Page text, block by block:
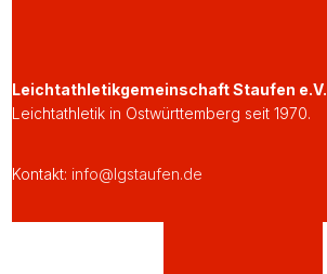
Leichtathletikgemeinschaft Staufen e.V.
Leichtathletik in Ostwürttemberg seit 1970.
Kontakt: info@lgstaufen.de